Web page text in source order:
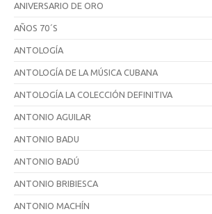
ANIVERSARIO DE ORO
AÑOS 70´S
ANTOLOGÍA
ANTOLOGÍA DE LA MÚSICA CUBANA
ANTOLOGÍA LA COLECCIÓN DEFINITIVA
ANTONIO AGUILAR
ANTONIO BADU
ANTONIO BADÚ
ANTONIO BRIBIESCA
ANTONIO MACHÍN